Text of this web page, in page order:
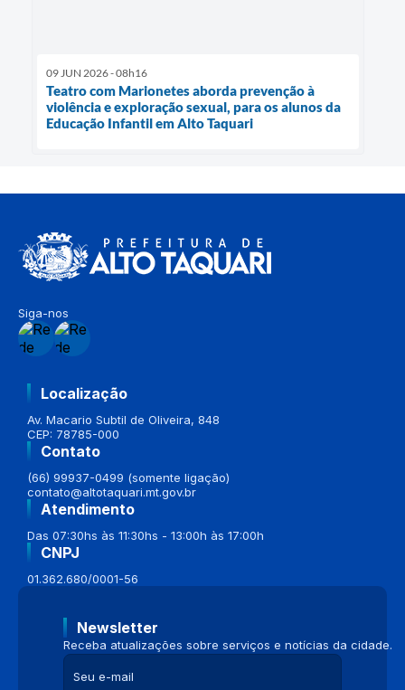
09 JUN 2026 - 08h16
Teatro com Marionetes aborda prevenção à
violência e exploração sexual, para os alunos da
Educação Infantil em Alto Taquari
Siga-nos
Localização
Av. Macario Subtil de Oliveira, 848
CEP: 78785-000
Contato
(66) 99937-0499 (somente ligação)
contato@altotaquari.mt.gov.br
Atendimento
Das 07:30hs às 11:30hs - 13:00h às 17:00h
CNPJ
01.362.680/0001-56
Newsletter
Receba atualizações sobre serviços e notícias da cidade.